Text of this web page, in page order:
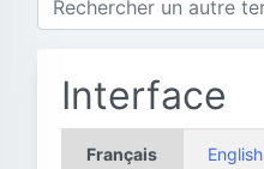
Interface
Français English